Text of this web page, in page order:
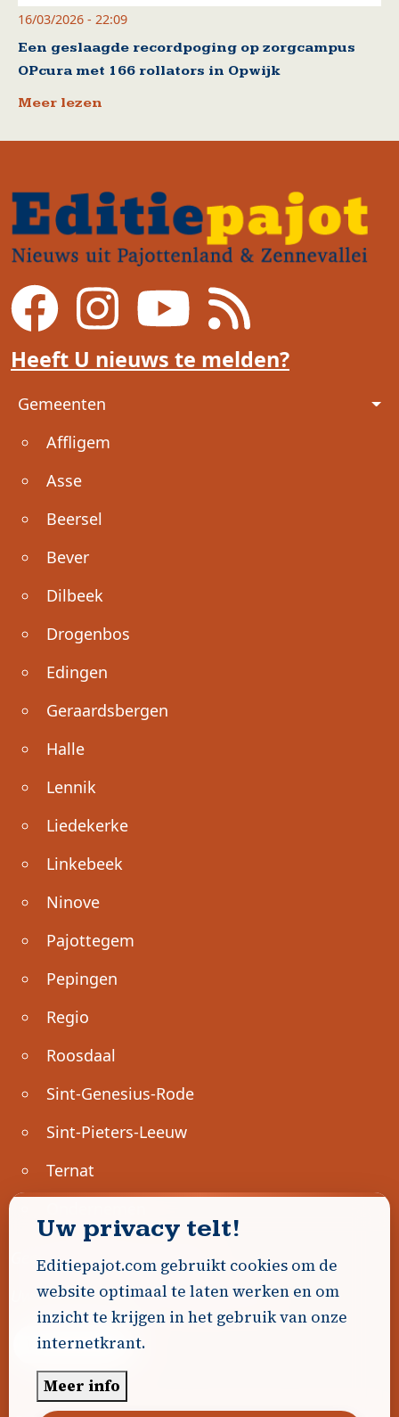
16/03/2026 - 22:09
Een geslaagde recordpoging op zorgcampus
OPcura met 166 rollators in Opwijk
Meer lezen
Heeft U nieuws te melden?
Voet
Gemeenten
Affligem
Asse
Beersel
Bever
Dilbeek
Drogenbos
Edingen
Geraardsbergen
Halle
Lennik
Liedekerke
Linkebeek
Ninove
Pajottegem
Pepingen
Regio
Roosdaal
Sint-Genesius-Rode
Sint-Pieters-Leeuw
Ternat
Geen advertenties gevonden.
Uw advertentie hier? Contacteer ons!
Word Partner!
Uw privacy telt!
Editiepajot.com gebruikt cookies om de
website optimaal te laten werken en om
inzicht te krijgen in het gebruik van onze
internetkrant.
Meer info